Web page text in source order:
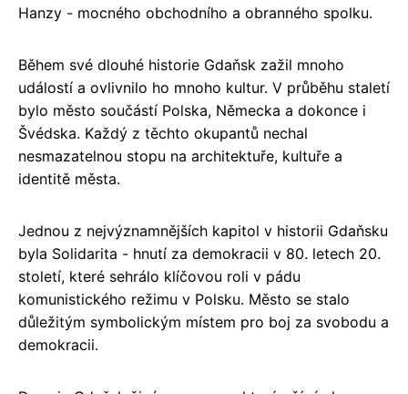
Hanzy - mocného obchodního a obranného spolku.
Během své dlouhé historie Gdaňsk zažil mnoho
událostí a ovlivnilo ho mnoho kultur. V průběhu staletí
bylo město součástí Polska, Německa a dokonce i
Švédska. Každý z těchto okupantů nechal
nesmazatelnou stopu na architektuře, kultuře a
identitě města.
Jednou z nejvýznamnějších kapitol v historii Gdaňsku
byla Solidarita - hnutí za demokracii v 80. letech 20.
století, které sehrálo klíčovou roli v pádu
komunistického režimu v Polsku. Město se stalo
důležitým symbolickým místem pro boj za svobodu a
demokracii.